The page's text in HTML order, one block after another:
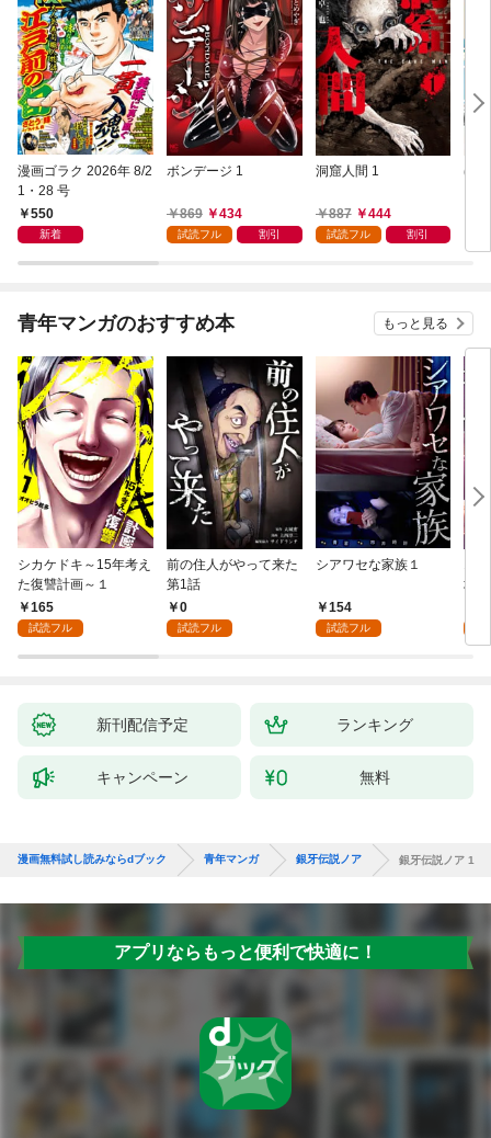
漫画ゴラク 2026年 8/2
1・28 号
550
新着
ボンデージ 1
869 434
試読フル 割引
洞窟人間 1
887 444
試読フル 割引
ほ
青年マンガのおすすめ本 もっと見る
シカケドキ～15年考え
た復讐計画～１
165
試読フル
前の住人がやって来た
第1話
0
試読フル
シアワセな家族１
154
試読フル
地
新刊配信予定 ランキング
キャンペーン 無料
漫画無料試し読みならdブック 青年マンガ 銀牙伝説ノア 銀牙伝説ノア 1
アプリならもっと便利で快適に！